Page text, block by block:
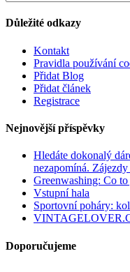
Důležité odkazy
Kontakt
Pravidla používání
Přidat Blog
Přidat článek
Registrace
Nejnovější příspěvky
Hledáte dokonalý
nezapomíná.
Greenwashing: Co
Vstupní hala
Sportovní poháry:
Doporučujeme